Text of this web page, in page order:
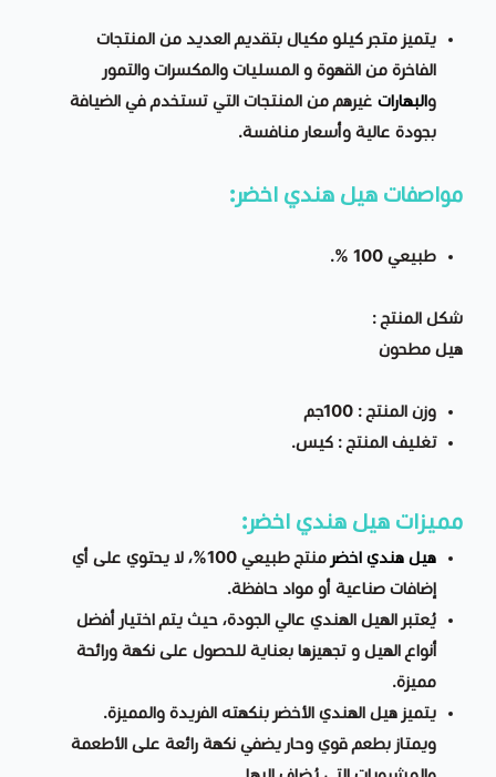
يتميز متجر كيلو مكيال بتقديم العديد من المنتجات
الفاخرة من القهوة و المسليات والمكسرات والتمور
والبهارات غيرهم من المنتجات التي تستخدم في الضيافة
بجودة عالية وأسعار منافسة.
مواصفات هيل هندي اخضر :
طبيعي 100 %.
شكل المنتج :
هيل مطحون
وزن المنتج : 100جم
تغليف المنتج : كيس.
مميزات هيل هندي اخضر:
هيل هندي اخضر
منتج طبيعي 100%، لا يحتوي على أي
إضافات صناعية أو مواد حافظة.
يُعتبر الهيل الهندي عالي الجودة، حيث يتم اختيار أفضل
أنواع الهيل و تجهيزها بعناية للحصول على نكهة ورائحة
مميزة.
يتميز هيل الهندي الأخضر بنكهته الفريدة والمميزة.
ويمتاز بطعم قوي وحار يضفي نكهة رائعة على الأطعمة